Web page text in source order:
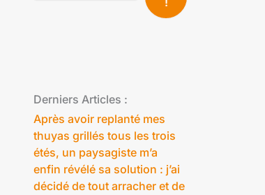
Derniers Articles :
Après avoir replanté mes
thuyas grillés tous les trois
étés, un paysagiste m’a
enfin révélé sa solution : j’ai
décidé de tout arracher et de